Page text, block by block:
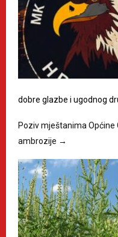
dobre glazbe i ugodnog
Poziv mještanima Općine
ambrozije →